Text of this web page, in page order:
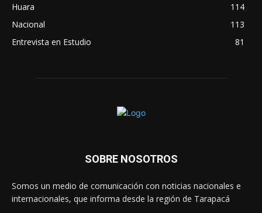
Huara
114
Nacional
113
Entrevista en Estudio
81
SOBRE NOSOTROS
Somos un medio de comunicación con noticias nacionales e
internacionales, que informa desde la región de Tarapacá